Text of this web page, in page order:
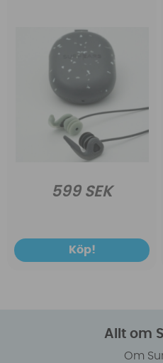
599 SEK
Köp!
Allt om
Om